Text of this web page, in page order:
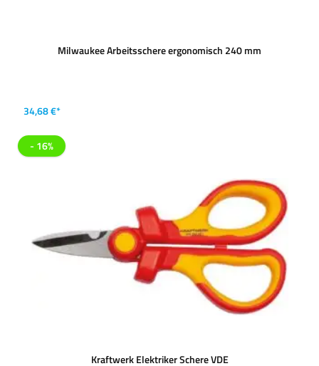
Milwaukee Arbeitsschere ergonomisch 240 mm
34,68 €*
- 16%
Kraftwerk Elektriker Schere VDE